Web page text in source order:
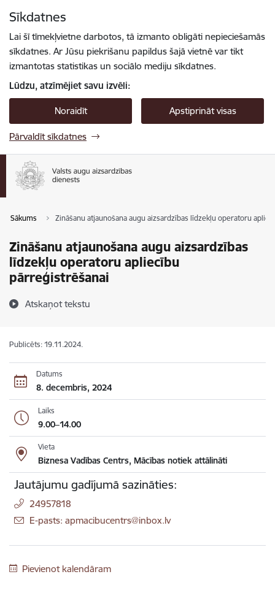
Sīkdatnes
Lai šī tīmekļvietne darbotos, tā izmanto obligāti nepieciešamās
sīkdatnes. Ar Jūsu piekrišanu papildus šajā vietnē var tikt
izmantotas statistikas un sociālo mediju sīkdatnes.
Lūdzu, atzīmējiet savu izvēli:
Noraidīt Apstiprināt visas
Pārvaldīt sīkdatnes
Sākums Zināšanu atjaunošana augu aizsardzības līdzekļu operatoru
Zināšanu atjaunošana augu aizsardzības
līdzekļu operatoru apliecību
pārreģistrēšanai
Atskaņot tekstu
Publicēts: 19.11.2024.
Datums
8. decembris, 2024
Laiks
9.00–14.00
Vieta
Biznesa Vadības Centrs, Mācības notiek attālināti
Jautājumu gadījumā sazināties:
24957818
E-pasts: apmacibucentrs@inbox.lv
Pievienot kalendāram